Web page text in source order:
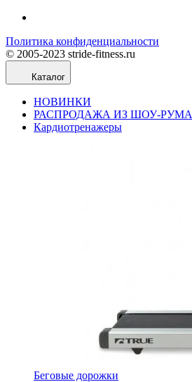
Политика конфиденциальности
© 2005-2023 stride-fitness.ru
Каталог
НОВИНКИ
РАСПРОДАЖА ИЗ ШОУ-РУМА
Кардиотренажеры
Беговые дорожки